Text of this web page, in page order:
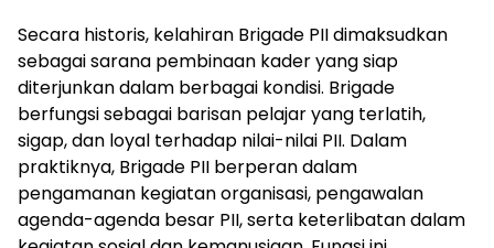
Secara historis, kelahiran Brigade PII dimaksudkan
sebagai sarana pembinaan kader yang siap
diterjunkan dalam berbagai kondisi. Brigade
berfungsi sebagai barisan pelajar yang terlatih,
sigap, dan loyal terhadap nilai-nilai PII. Dalam
praktiknya, Brigade PII berperan dalam
pengamanan kegiatan organisasi, pengawalan
agenda-agenda besar PII, serta keterlibatan dalam